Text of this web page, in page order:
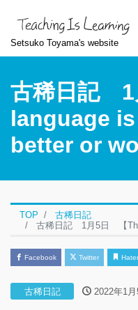
Setsuko Toyama's website
古稀日記
language
better or
TOP
古稀日記
古稀日記 1月5日 【The
Facebook Twitter
古稀日記 2022年1月